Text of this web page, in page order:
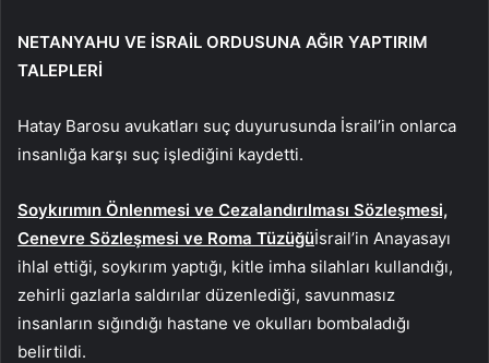
NETANYAHU VE İSRAİL ORDUSUNA AĞIR YAPTIRIM
TALEPLERİ
Hatay Barosu avukatları suç duyurusunda İsrail’in onlarca
insanlığa karşı suç işlediğini kaydetti.
Soykırımın Önlenmesi ve Cezalandırılması Sözleşmesi,
Cenevre Sözleşmesi ve Roma Tüzüğüİsrail’in Anayasayı
ihlal ettiği, soykırım yaptığı, kitle imha silahları kullandığı,
zehirli gazlarla saldırılar düzenlediği, savunmasız
insanların sığındığı hastane ve okulları bombaladığı
belirtildi.